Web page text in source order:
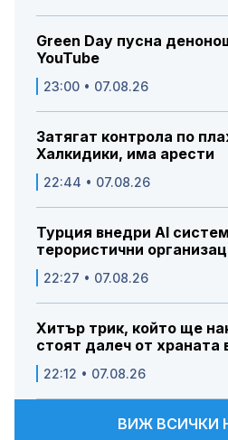
Green Day пусна
YouTube
23:00 • 07.08.26
Затягат контрола по
Халкидики, има арести
22:44 • 07.08.26
Турция внедри AI
терористични
22:27 • 07.08.26
Хитър трик, който ще
стоят далеч от храната
22:12 • 07.08.26
ВИЖ ВСИЧКИ